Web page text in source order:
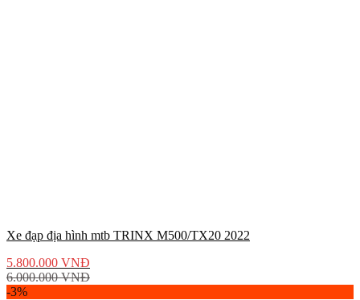
Xe đạp địa hình mtb TRINX M500/TX20 2022
5.800.000 VNĐ
6.000.000VNĐ
-3%